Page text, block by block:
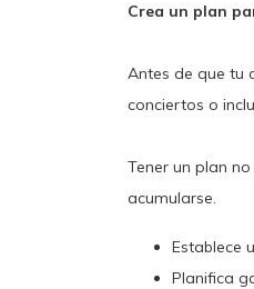
Crea un plan
Antes de que tu
conciertos o
Tener un plan
acumularse.
Establece
Planifica